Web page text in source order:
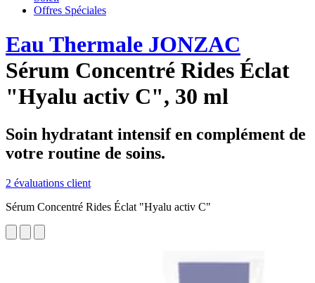
Offres Spéciales
Eau Thermale JONZAC
Sérum Concentré Rides Éclat
"Hyalu activ C", 30 ml
Soin hydratant intensif en complément de
votre routine de soins.
2 évaluations client
Sérum Concentré Rides Éclat "Hyalu activ C"